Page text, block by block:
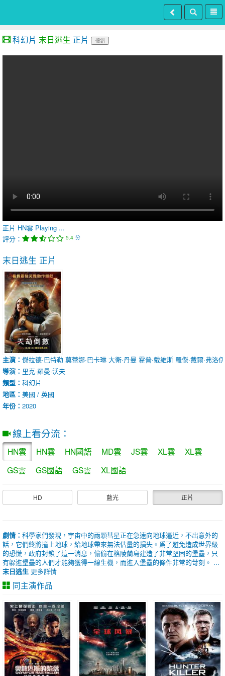
科幻片 末日逃生 正片 報錯
正片 HN雲 Playing ...
評分：
5.4 分
末日逃生 正片
主演： 傑拉德·巴特勒 莫蕾娜·巴卡琳 大衛·丹曼 霍普·戴維斯 羅傑·戴爾·弗洛
導演： 里克·羅曼·沃夫
類型： 科幻片
地區： 美國 / 英國
年份： 2020
線上看分流：
HN雲 HN雲 HN國語 MD雲 JS雲 XL雲
XL雲
GS雲
GS國語 GS雲 XL國語
HD 藍光 正片
劇情： 科學家們發現，宇宙中的兩顆彗星正在急速向地球逼近，不出意外的
話，它們終將撞上地球，給地球帶來無法估量的損失。爲了避免造成世界級
的恐慌，政府封鎖了這一消息，偷偷在格陵蘭島建造了非常堅固的堡壘，只
有躲進堡壘的人們才能夠獲得一線生機，而進入堡壘的條件非常的苛刻。 ...
末日逃生 更多詳情
同主演作品